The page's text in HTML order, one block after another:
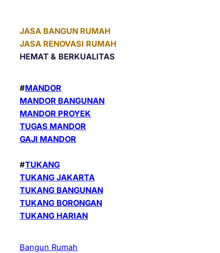
JASA BANGUN RUMAH
JASA RENOVASI RUMAH
HEMAT & BERKUALITAS
#MANDOR
MANDOR BANGUNAN
MANDOR PROYEK
TUGAS MANDOR
GAJI MANDOR
#TUKANG
TUKANG JAKARTA
TUKANG BANGUNAN
TUKANG BORONGAN
TUKANG HARIAN
Bangun Rumah